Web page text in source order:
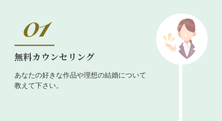
無料カウンセリング
あなたの好きな作品や理想の結婚について
教えて下さい。